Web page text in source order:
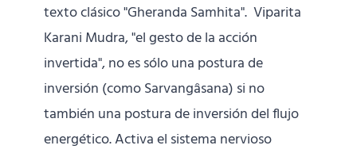
texto clásico "Gheranda Samhita". Viparita
Karani Mudra, "el gesto de la acción
invertida", no es sólo una postura de
inversión (como Sarvangâsana) si no
también una postura de inversión del flujo
energético. Activa el sistema nervioso